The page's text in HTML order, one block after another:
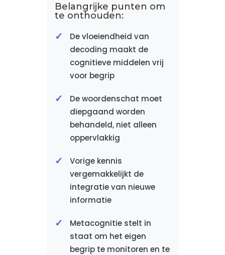
Belangrijke punten om
te onthouden:
De vloeiendheid van
decoding maakt de
cognitieve middelen vrij
voor begrip
De woordenschat moet
diepgaand worden
behandeld, niet alleen
oppervlakkig
Vorige kennis
vergemakkelijkt de
integratie van nieuwe
informatie
Metacognitie stelt in
staat om het eigen
begrip te monitoren en te